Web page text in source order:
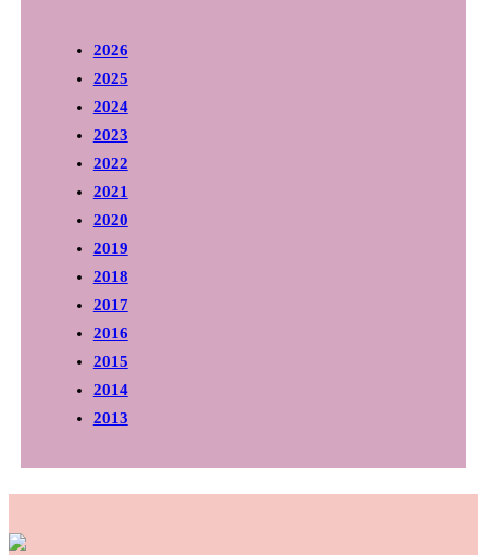
2026
2025
2024
2023
2022
2021
2020
2019
2018
2017
2016
2015
2014
2013